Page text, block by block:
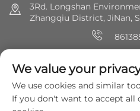
3Rd. Longshan
Zhangqiu District, JiNan,
[email
We value your
We use cookies and similar
If you don't want to accept all